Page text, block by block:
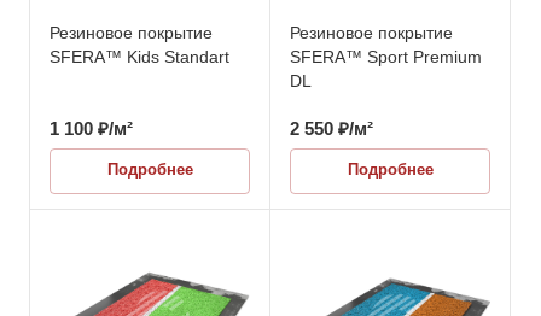
Резиновое покрытие
SFERA™ Kids Standart
1 100 ₽/м²
Подробнее
Резиновое покрытие
SFERA™ Sport Premium
DL
2 550 ₽/м²
Подробнее